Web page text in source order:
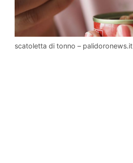
scatoletta di tonno – palidoronews.it